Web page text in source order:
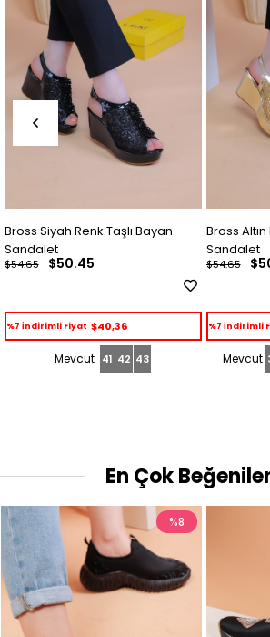
Renk Taşlı Bayan
$50.45
Fiyat $40,36
41 42 43
Bross Altın Renk
Sandalet
$50.45
%7 İndirimli Fiyat
36 37
En Çok
%8